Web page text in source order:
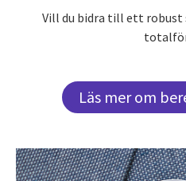
Vill du bidra till ett
Läs mer om